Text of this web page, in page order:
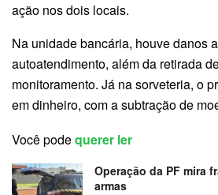
ação nos dois locais.
Na unidade bancária, houve danos
autoatendimento, além da retirada
monitoramento. Já na sorveteria, o
em dinheiro, com a subtração de
Você podequerer ler
Operação da PF mira
armas